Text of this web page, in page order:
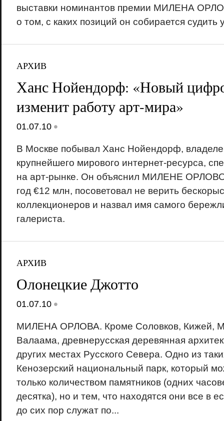
выставки номинантов премии МИЛЕНА
о том, с каких позиций он собирается судить
АРХИВ
Ханс Нойендорф: «Новый
изменит работу арт-мира»
01.07.10 •
В Москве побывал Ханс Нойендорф,
крупнейшего мирового интернет-ресурса,
на арт-рынке. Он объяснил МИЛЕНЕ
год €12 млн, посоветовал не верить
коллекционеров и назвал имя самого
галериста.
АРХИВ
Олонецкие Джотто
01.07.10 •
МИЛЕНА ОРЛОВА. Кроме Соловков, Кижей,
Валаама, древнерусская деревянная
других местах Русского Севера. Одно из
Кенозерский национальный парк, который
только количеством памятников (одних
десятка), но и тем, что находятся они все в
до сих пор служат по...